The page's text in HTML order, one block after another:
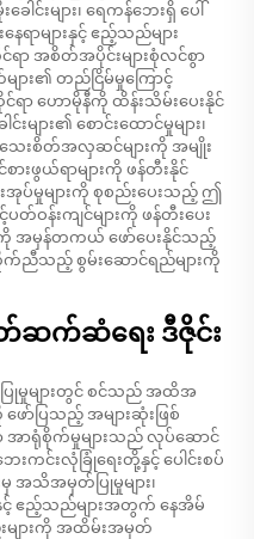
းများ၊ ရေကန်ဘေးရှိ ပေါ်
ရာများနှင့် ဧည့်သည်များ
အစိတ်အပိုင်းများစုံလင်စွာ
ျား၏ တည်ငြိမ်မှုကြောင့်
ာ ဟောမိုနီကို ထိန်းသိမ်းပေးနိုင်
းများ၏ စောင်းထောင်မှုများ၊
ေးစိတ်အလှဆင်များကို အမျိုး
ားဖွယ်ရာများကို ဖန်တီးနိုင်
းအုပ်မှုများကို စုစည်းပေးသည့် ဤ
ဝန်းကျင်များကို ဖန်တီးပေး
ကို အမှန်တကယ် ဖော်ပေးနိုင်သည့်
ကိုက်ညီသည့် စွမ်းဆောင်ရည်များကို
ဆက်ဆံရေး ဒီဇိုင်း
ြုမှုများတွင် စင်သည် အထိအ
ော်ပြသည့် အများဆုံးဖြစ်
ာရုံစိုက်မှုများသည် လုပ်ဆောင်
းကင်းလုံခြုံရေးတို့နှင့် ပေါင်းစပ်
အသိအမှတ်ပြုမှုများ၊
းနှင့် ဧည့်သည်များအတွက် နေအိမ်
များကို အထိမ်းအမှတ်